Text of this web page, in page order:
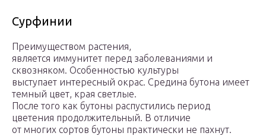
Сурфинии
Преимуществом растения,
является иммунитет перед заболеваниями и
сквозняком. Особенностью культуры
выступает интересный окрас. Средина бутона имеет
темный цвет, края светлые.
После того как бутоны распустились период
цветения продолжительный. В отличие
от многих сортов бутоны практически не пахнут.